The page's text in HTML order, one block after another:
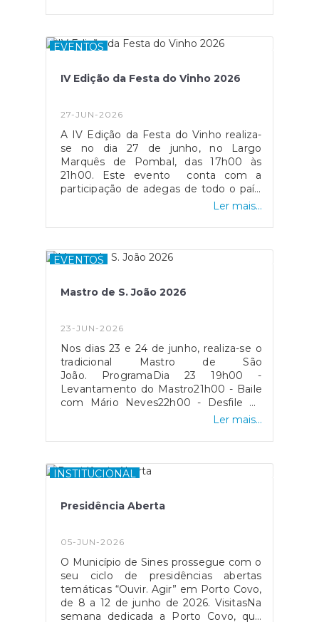
igualdade de oportunidades e da
as pessoas, contribuindo para a
com deficiência ou incapacidade.
EVENTOS
IV Edição da Festa do Vinho 2026
27-JUN-2026
A IV Edição da Festa do Vinho realiza-
se no dia 27 de junho, no Largo
Marquês de Pombal, das 17h00 às
21h00. Este evento conta com a
participação de adegas de todo o país,
promovendo o convívio entre a
divulgação das tradições vínicas.Com o
Associação " A Gralha".
Ler mais...
EVENTOS
Mastro de S. João 2026
23-JUN-2026
Nos dias 23 e 24 de junho, realiza-se o
tradicional Mastro de São
João. ProgramaDia 23 19h00 -
Levantamento do Mastro21h00 - Baile
com Mário Neves22h00 - Desfile da
Marcha Baeta23h00 - Continuação do
Mastro21h00 - Baile com Humberto
do Cercal do Alentejo23h00 -
Ler mais...
INSTITUCIONAL
Presidência Aberta
05-JUN-2026
O Município de Sines prossegue com o
seu ciclo de presidências abertas
temáticas “Ouvir. Agir” em Porto Covo,
de 8 a 12 de junho de 2026. VisitasNa
semana dedicada a Porto Covo, que